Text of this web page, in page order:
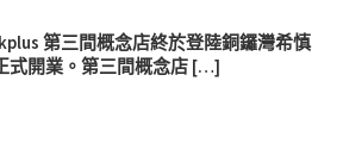
第三間概念店終於登陸銅鑼灣希慎
式開業。第三間概念店 […]